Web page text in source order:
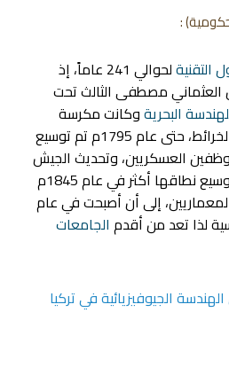
:
التقنية
لحوالي 241 عاماً، إذ
مصطفى الثالث تحت
البحريةوكانت مكرسة
لتدريب بناة السفن ورسم الخرائط، حتى عام 1795م تم توسيع
العسكريين، وتحديث الجيش
العثماني، وفيما بعد تم توسيع نطاقها أكثر في عام 1845م
إلى أن أصبحت في عام
الجامعات
الجيوفيزيائية في تركيا